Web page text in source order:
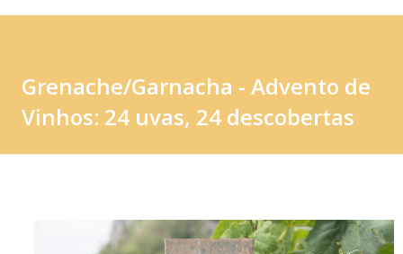
Grenache/Garnacha - Advento de
Vinhos: 24 uvas, 24 descobertas